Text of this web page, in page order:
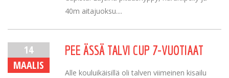
40m aitajuoksu....
14
MAALIS
PEE ÄSSÄ TALVI CUP 7-VUOTIAAT
Alle kouluikäisillä oli talven viimeinen kisailu